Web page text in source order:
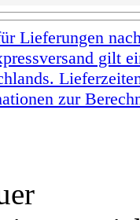
Lieferungen
gilt
zur